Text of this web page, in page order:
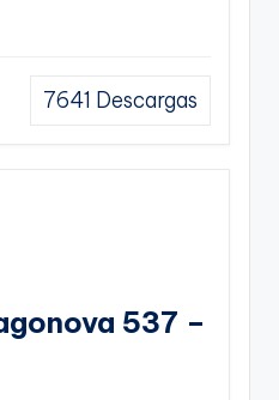
7641 Descargas
537 –